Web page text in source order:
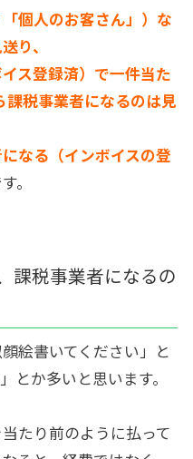
個人のお客さん」）な
り、
ス登録済）で一件当た
税事業者になるのは見
なる（インボイスの登
。
課税事業者になるの
絵書いてください」と
とか多いと思います。
たり前のように払って